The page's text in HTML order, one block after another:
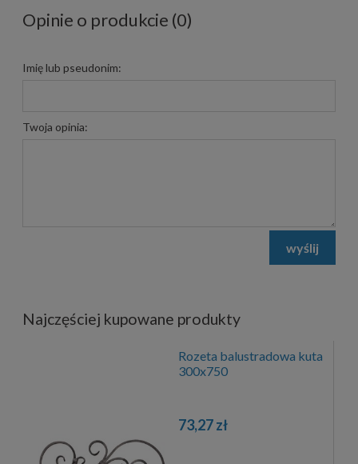
Opinie o produkcie (0)
Imię lub pseudonim:
Twoja opinia:
wyślij
Najczęściej kupowane produkty
Rozeta balustradowa kuta
300x750
73,27 zł